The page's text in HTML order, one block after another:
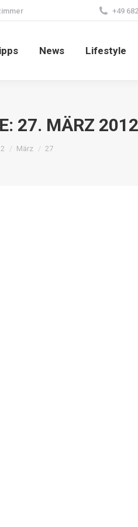
+49
News Lifestyle
27. MÄRZ 2012
sich hier:
März 27
News Lifestyle